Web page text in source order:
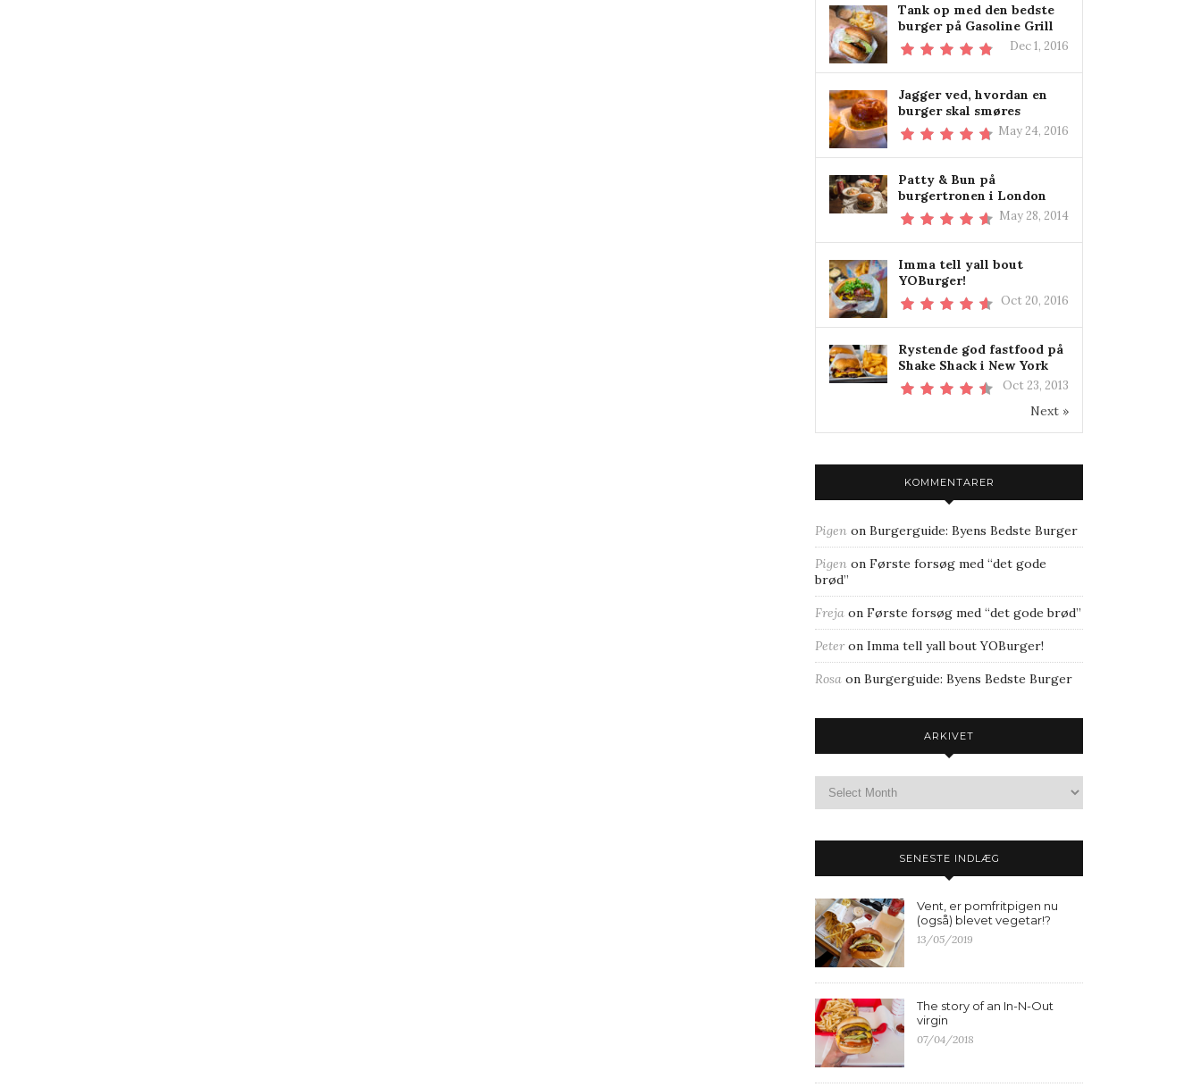
Tank op med den bedste
burger på Gasoline Grill
Dec 1, 2016
Jagger ved, hvordan en
burger skal smøres
May 24, 2016
Patty & Bun på
burgertronen i London
May 28, 2014
Imma tell yall bout
YOBurger!
Oct 20, 2016
Rystende god fastfood på
Shake Shack i New York
Oct 23, 2013
Next »
KOMMENTARER
Pigen on Burgerguide: Byens Bedste Burger
Pigen on Første forsøg med “det gode
brød”
Freja on Første forsøg med “det gode brød”
Peteron Imma tell yall bout YOBurger!
Rosa on Burgerguide: Byens Bedste Burger
ARKIVET
SENESTE INDLÆG
Vent, er pomfritpigen nu
(også) blevet vegetar!?
13/05/2019
The story of an In-N-Out
virgin
07/04/2018